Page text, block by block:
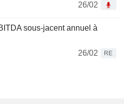
26/02
sous-jacent annuel à
26/02
RE